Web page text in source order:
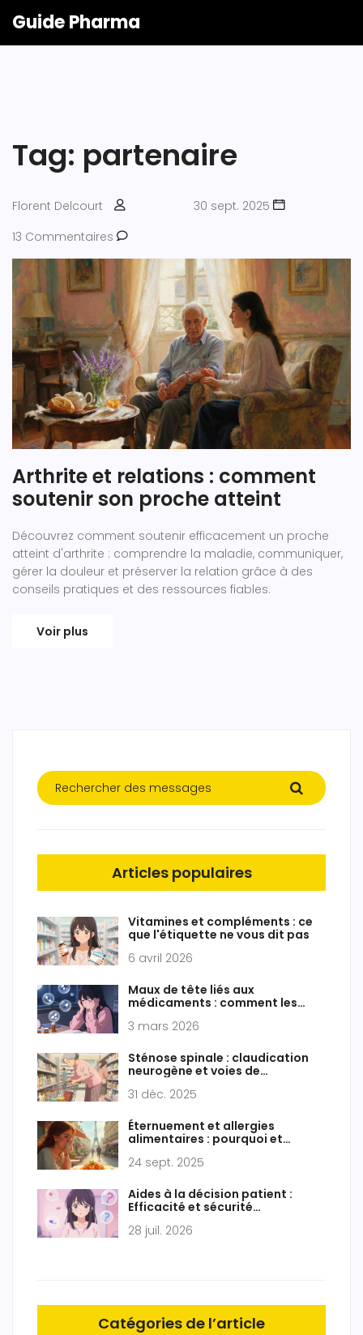
Guide Pharma
Tag: partenaire
Florent Delcourt
30 sept. 2025
13 Commentaires
Arthrite et relations : comment
soutenir son proche atteint
Découvrez comment soutenir efficacement un proche
atteint d'arthrite : comprendre la maladie, communiquer,
gérer la douleur et préserver la relation grâce à des
conseils pratiques et des ressources fiables.
Voir plus
Articles populaires
Vitamines et compléments : ce
que l'étiquette ne vous dit pas
6 avril 2026
Maux de tête liés aux
médicaments : comment les
3 mars 2026
Sténose spinale : claudication
neurogène et voies de
31 déc. 2025
Éternuement et allergies
alimentaires : pourquoi et
24 sept. 2025
Aides à la décision patient :
Efficacité et sécurité
28 juil. 2026
Catégories de l’article